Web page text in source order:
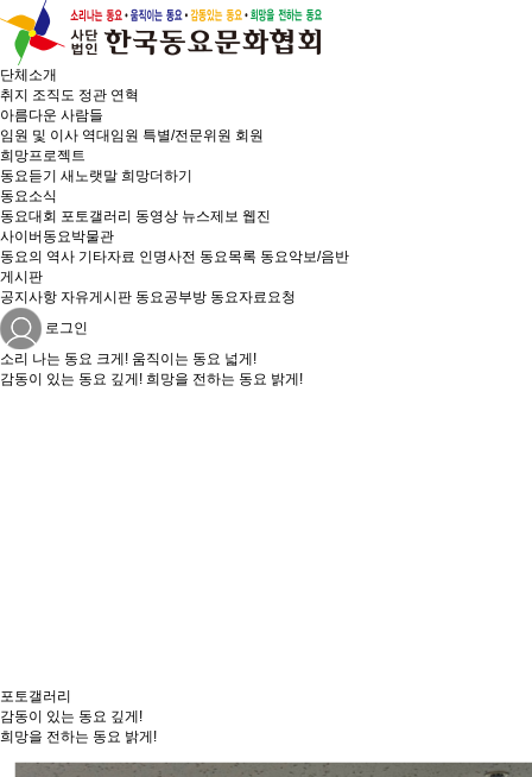
단체소개
취지 조직도 정관 연혁
아름다운 사람들
임원 및 이사 역대임원 특별/전문위원 회원
희망프로젝트
동요듣기 새노랫말 희망더하기
동요소식
동요대회 포토갤러리 동영상 뉴스제보 웹진
사이버동요박물관
동요의 역사 기타자료 인명사전 동요목록 동요악보/음반
게시판
공지사항 자유게시판 동요공부방 동요자료요청
로그인
소리 나는 동요 크게! 움직이는 동요 넓게!
감동이 있는 동요 깊게! 희망을 전하는 동요 밝게!
포토갤러리
감동이 있는 동요 깊게!
희망을 전하는 동요 밝게!